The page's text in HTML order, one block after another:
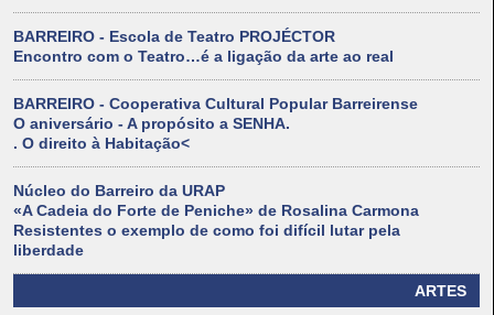
BARREIRO - Escola de Teatro PROJÉCTOR
Encontro com o Teatro…é a ligação da arte ao real
BARREIRO - Cooperativa Cultural Popular Barreirense
O aniversário - A propósito a SENHA.
. O direito à Habitação<
Núcleo do Barreiro da URAP
«A Cadeia do Forte de Peniche» de Rosalina Carmona
Resistentes o exemplo de como foi difícil lutar pela
liberdade
ARTES